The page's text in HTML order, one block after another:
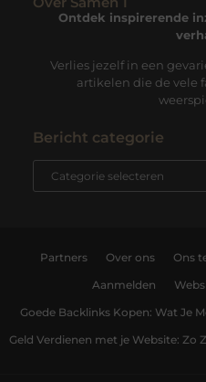
Ontdek inspirerende
Verlies jezelf in een
artikelen die de vele
Bericht categorie
Partners Over ons Ons
Aanmelden
Goede Backlinks Kopen: Wat Je
Geld Verdienen met je Website: